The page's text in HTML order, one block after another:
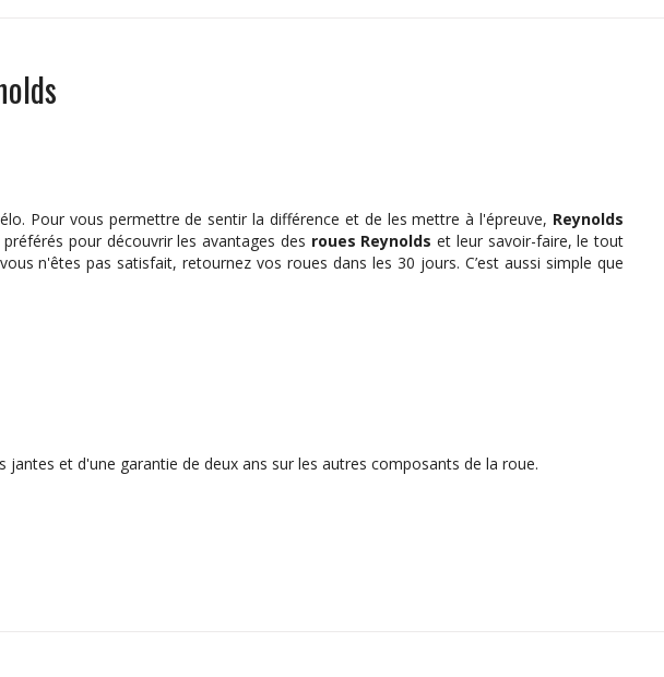
Pour vous permettre de sentir la différence et de les mettre à l'épreuve, Reynolds
pour découvrir les avantages des roues Reynolds et leur savoir-faire, le tout
n'êtes pas satisfait, retournez vos roues dans les 30 jours. C’est aussi simple que
et d'une garantie de deux ans sur les autres composants de la roue.